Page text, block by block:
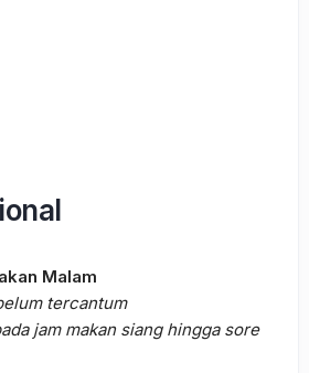
Malam
tercantum
jam makan siang hingga sore